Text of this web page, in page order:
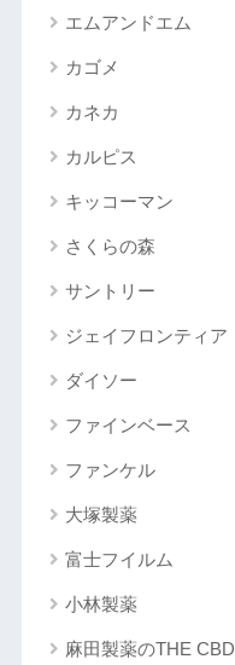
エムアンドエム
カゴメ
カネカ
カルピス
キッコーマン
さくらの森
サントリー
ジェイフロンティア
ダイソー
ファインベース
ファンケル
大塚製薬
富士フイルム
小林製薬
麻田製薬のTHE CBD